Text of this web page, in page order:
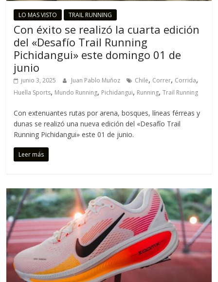
LO MAS VISTO TRAIL RUNNING
Con éxito se realizó la cuarta edición
del «Desafío Trail Running
Pichidangui» este domingo 01 de
junio
junio 3, 2025 Juan Pablo Muñoz Chile, Correr, Corrida,
Huella Sports, Mundo Running, Pichidangui, Running,Trail Running
Con extenuantes rutas por arena, bosques, líneas férreas y
dunas se realizó una nueva edición del «Desafío Trail
Running Pichidangui» este 01 de junio.
Leer más